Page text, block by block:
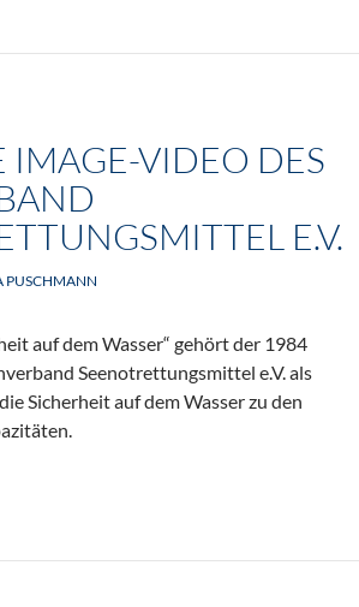
IMAGE-VIDEO DES
E.V.
PUSCHMANN
auf dem Wasser“ gehört der 1984
Seenotrettungsmittel e.V. als
Sicherheit auf dem Wasser zu den
des Fachverband Seenotrettungsmittel